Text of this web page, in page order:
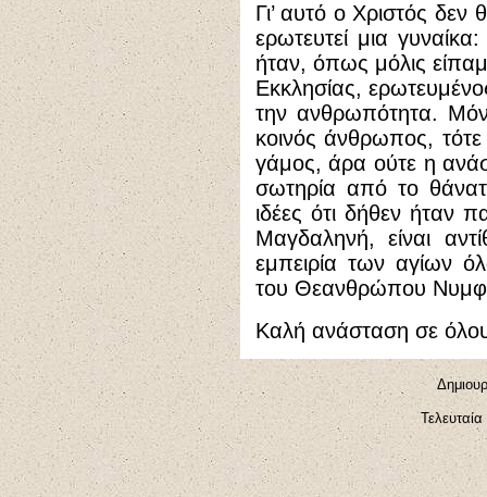
Γι’ αυτό ο Χριστός
ερωτευτεί μια
ήταν, όπως μόλις
Εκκλησίας,
την ανθρωπότητα.
κοινός άνθρωπος, τότε
γάμος, άρα ούτε η
σωτηρία από το
ιδέες ότι δήθεν ήταν
Μαγδαληνή, είναι
εμπειρία των αγίων
του Θεανθρώπου
Καλή ανάσταση σε